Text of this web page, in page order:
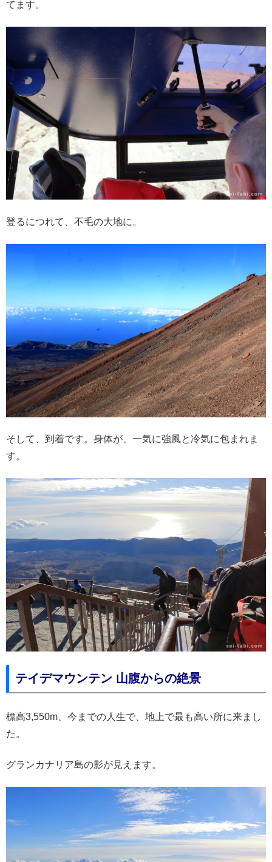
てます。
登るにつれて、不毛の大地に。
そして、到着です。身体が、一気に強風と冷気に包まれま
す。
テイデマウンテン 山腹からの絶景
標高3,550m、今までの人生で、地上で最も高い所に来まし
た。
グランカナリア島の影が見えます。